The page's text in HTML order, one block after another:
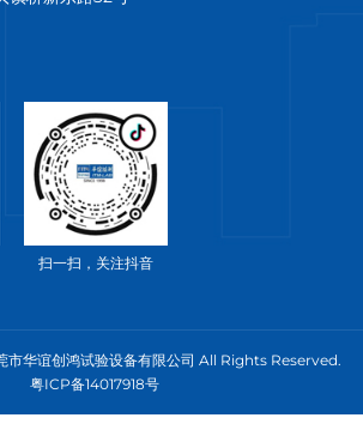
扫一扫，关注抖音
华谊创鸿试验设备有限公司 All Rights Reserved.
粤ICP备14017918号